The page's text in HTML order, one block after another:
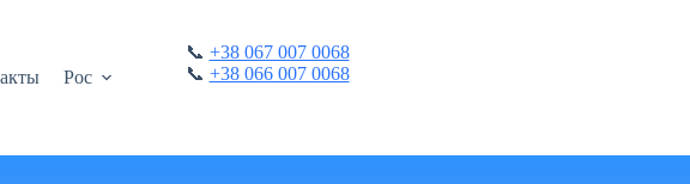
Рос
📞 +38 067 007 0068
📞 +38 066 007 0068